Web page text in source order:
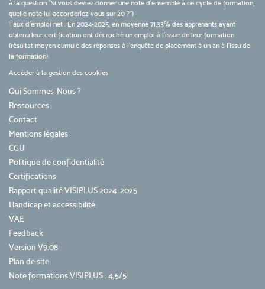
à la question "Si vous deviez donner une note d’ensemble à ce cycle de formation,
quelle note lui accorderiez-vous sur 20 ?")
Taux d’emploi net : En 2024-2025, en moyenne 71,33% des apprenants ayant
obtenu leur certification ont décroché un emploi à l'issue de leur formation
(résultat moyen cumulé des réponses à l'enquête de placement à un an à l'issu de
la formation).
Accéder à la gestion des cookies
Qui Sommes-Nous ?
Ressources
Contact
Mentions légales
CGU
Politique de confidentialité
Certifications
Rapport qualité VISIPLUS 2024-2025
Handicap et accessibilité
VAE
Feedback
Version V9.08
Plan de site
Note formations VISIPLUS : 4,5/5